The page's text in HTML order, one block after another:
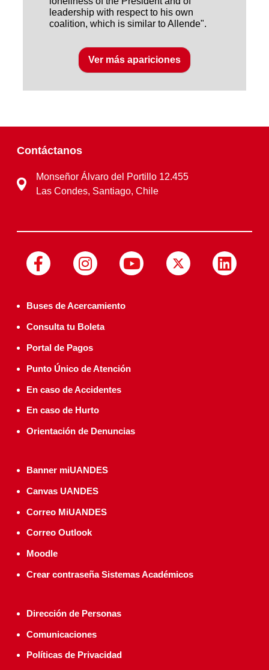
leadership with respect to his own
coalition, which is similar to Allende".
Ver más apariciones
Contáctanos
Monseñor Álvaro del Portillo 12.455
Las Condes, Santiago, Chile
Buses de Acercamiento
Consulta tu Boleta
Portal de Pagos
Punto Único de Atención
En caso de Accidentes
En caso de Hurto
Orientación de Denuncias
Banner miUANDES
Canvas UANDES
Correo MiUANDES
Correo Outlook
Moodle
Crear contraseña Sistemas Académicos
Dirección de Personas
Comunicaciones
Políticas de Privacidad